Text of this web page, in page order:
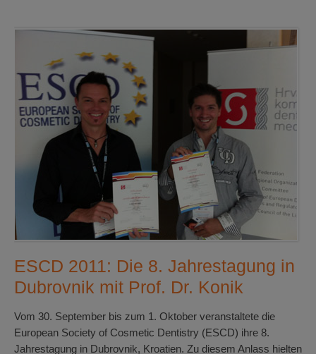
ESCD 2011: Die 8. Jahrestagung in
Dubrovnik mit Prof. Dr. Konik
Vom 30. September bis zum 1. Oktober veranstaltete die
European Society of Cosmetic Dentistry (ESCD) ihre 8.
Jahrestagung in Dubrovnik, Kroatien. Zu diesem Anlass hielten